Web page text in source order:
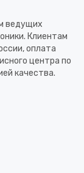
ведущих
Клиентам
оплата
центра по
качества.